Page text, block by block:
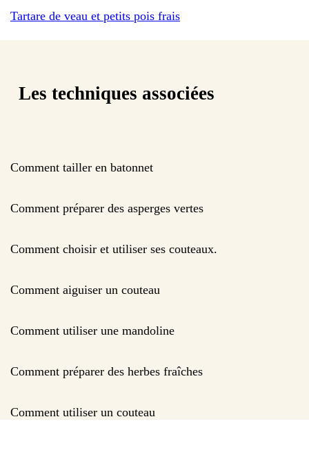
Tartare de veau et petits pois frais
Les techniques associées
Comment tailler en batonnet
Comment préparer des asperges vertes
Comment choisir et utiliser ses couteaux.
Comment aiguiser un couteau
Comment utiliser une mandoline
Comment préparer des herbes fraîches
Comment utiliser un couteau